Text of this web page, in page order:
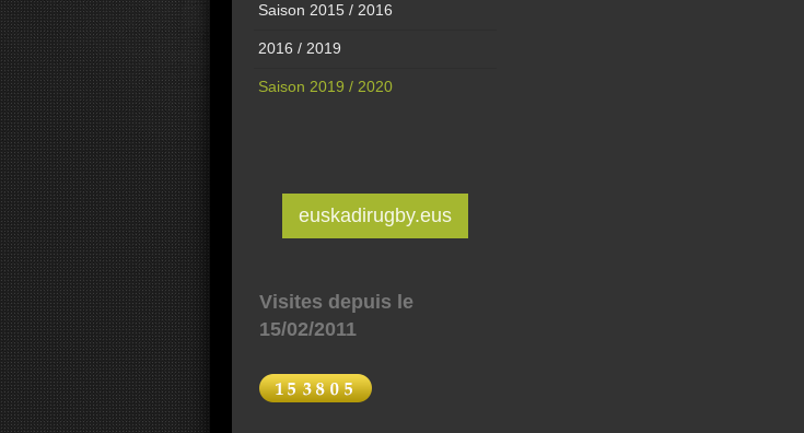
Saison 2015 / 2016
2016 / 2019
Saison 2019 / 2020
euskadirugby.eus
Visites depuis le
15/02/2011